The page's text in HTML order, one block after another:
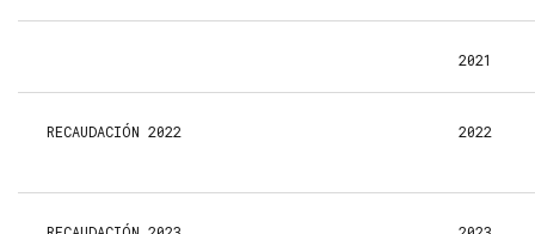
2021
RECAUDACIÓN 2022 2022